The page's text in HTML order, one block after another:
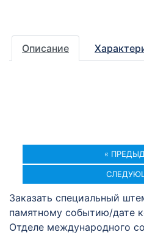
Описание
«
Заказать специальный
памятному событию/дате
Отделе международного